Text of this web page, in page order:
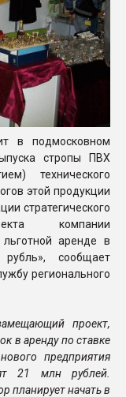
в подмосковном
стропы ПВХ
технического
этой продукции
стратегического
компании
аренде в
сообщает
регионального
проект,
в аренду по ставке
предприятия
21 млн рублей.
планирует начать в